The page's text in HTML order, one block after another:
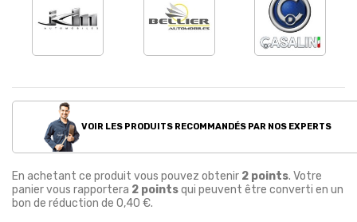
VOIR LES PRODUITS RECOMMANDÉS PAR NOS EXPERTS
En achetant ce produit vous pouvez obtenir 2 points. Votre
panier vous rapportera 2 pointsqui peuvent être converti en un
bon de réduction de 0,40 €.